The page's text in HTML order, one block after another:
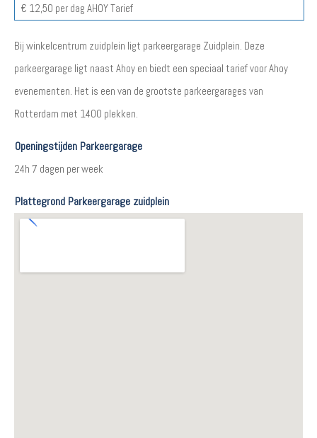
€ 12,50 per dag AHOY Tarief
Bij winkelcentrum zuidplein ligt parkeergarage Zuidplein. Deze
parkeergarage ligt naast Ahoy en biedt een speciaal tarief voor Ahoy
evenementen. Het is een van de grootste parkeergarages van
Rotterdam met 1400 plekken.
Openingstijden Parkeergarage
24h 7 dagen per week
Plattegrond Parkeergarage zuidplein